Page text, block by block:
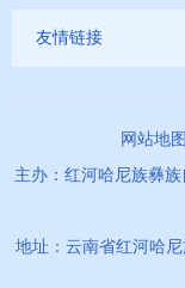
友情链接
网站地图
主办：红河哈尼族彝
地址：云南省红河哈